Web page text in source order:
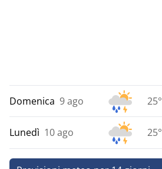
Domenica 9 ago 25°
Lunedì 10 ago 25°